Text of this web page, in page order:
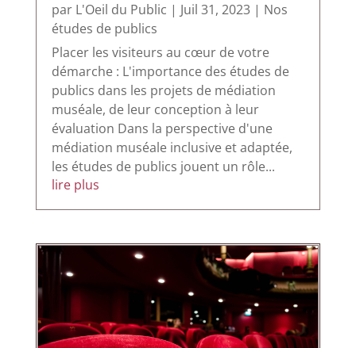
par L'Oeil du Public | Juil 31, 2023| Nos
études de publics
Placer les visiteurs au cœur de votre
démarche : L'importance des études de
publics dans les projets de médiation
muséale, de leur conception à leur
évaluation Dans la perspective d'une
médiation muséale inclusive et adaptée,
les études de publics jouent un rôle...
lire plus